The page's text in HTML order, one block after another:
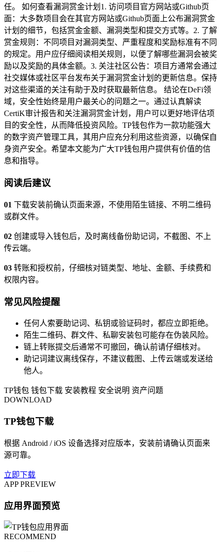
任。 如何查看漏洞赏金计划1. 访问项目官方网站或Github页
面：大多数项目会在其官方网站或Github页面上公布漏洞赏金
计划的细节，包括赏金金额、漏洞类型和提交方式等。2. 了解
赏金规则：不同项目对漏洞类型、严重程度和奖励标准有不同
的规定。用户应仔细阅读相关规则，以便了解哪些漏洞会被奖
励以及奖励的具体金额。3. 关注社区公告：项目方通常会通过
社交媒体或社区平台发布关于漏洞赏金计划的更新信息。保持
对这些渠道的关注有助于及时获取最新信息。 结论在DeFi领
域，安全性始终是用户最关心的问题之一。通过认真解读
CertiK审计报告和关注漏洞赏金计划，用户可以更好地评估项
目的安全性，从而降低投资风险。TP钱包作为一款功能强大
的数字资产管理工具，其用户应充分利用这些资源，以确保自
身资产安全。希望本文能为广大TP钱包用户提供有价值的信
息和指导。
阅读后建议
01 下载安装前确认页面来源，不使用陌生链接、不明二维码
或群文件。
02 创建或导入钱包后，及时离线备份助记词，不截图、不上
传云端。
03 转账和授权前，仔细核对链类型、地址、金额、手续费和
权限内容。
常见风险提醒
任何人索要助记词、私钥或验证码时，都应立即拒绝。
陌生二维码、群文件、私聊安装包可能存在伪装风险。
链上转账提交后通常不可撤回，确认前请仔细核对。
助记词建议离线保存，不建议截图、上传云端或发送给
他人。
TP钱包 钱包下载 安装教程 安全说明 资产问题
DOWNLOAD
TP钱包下载
根据 Android / iOS 设备选择对应版本，安装前请确认页面来
源可靠。
立即下载
APP PREVIEW
应用界面预览
RECOMMEND